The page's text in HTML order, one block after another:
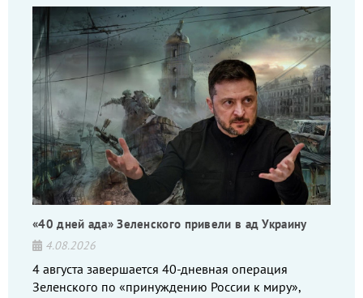
«40 дней ада» Зеленского привели в ад Украину
4.08.2026
4 августа завершается 40-дневная операция
Зеленского по «принуждению России к миру»,